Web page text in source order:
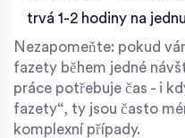
trvá 1-2 hodiny na
Nezapomeňte: pokud
fazety během jedné
práce potřebuje čas - i
fazety“, ty jsou často
komplexní případy.